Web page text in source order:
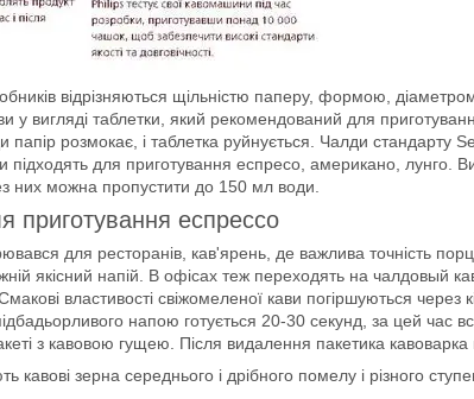
відрізняються щільністю паперу, формою,
у вигляді таблетки, який рекомендований для
папір розмокає, і таблетка руйнується. Чалди
підходять для приготування еспресо, американо, лунго.
них можна пропустити до 150 мл води.
приготування еспрессо
для ресторанів, кав'ярень, де важлива точність
якісний напій. В офісах теж переходять на чалдовый
властивості свіжомеленої кави погіршуються
напою готується 20-30 секунд, за цей час
з кавовою гущею. Після видалення пакетика кавоварка
кавові зерна середнього і дрібного помелу і різного